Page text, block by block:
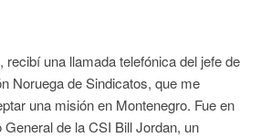
recibí una llamada telefónica del jefe de
Noruega de Sindicatos, que me
una misión en Montenegro. Fue en
de la CSI Bill Jordan, un